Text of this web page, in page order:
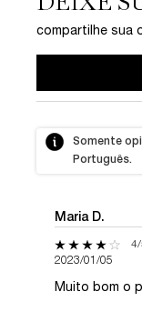
compartilhe sua
Somente
Português.
Maria D.
4 out of 5 stars. 4/
2023/01/05
Muito bom o